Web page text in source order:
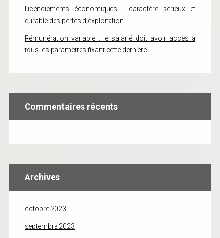
Licenciements économiques : caractère sérieux et
durable des pertes d’exploitation
Rémunération variable : le salarié doit avoir accès à
tous les paramètres fixant cette dernière
Commentaires récents
Archives
octobre 2023
septembre 2023